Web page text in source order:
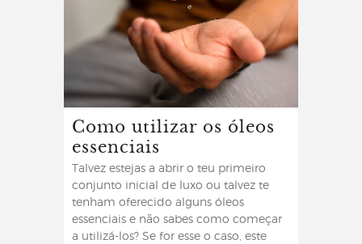
Como utilizar os óleos
essenciais
Talvez estejas a abrir o teu primeiro
conjunto inicial de luxo ou talvez te
tenham oferecido alguns óleos
essenciais e não sabes como começar
a utilizá-los? Se for esse o caso, este